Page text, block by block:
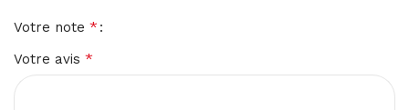
Votre note *
Votre avis *